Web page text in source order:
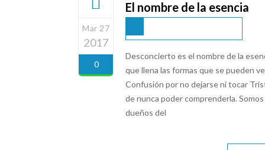
Mar 27
2017
0
El nombre de la esencia
Desconcierto es el nombre de la
que llena las formas que se pueden
Confusión por no dejarse ni tocar
de nunca poder comprenderla. Somos
dueños del